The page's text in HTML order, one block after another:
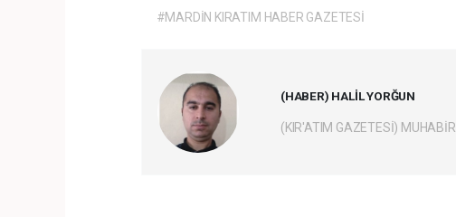
#MARDİN KIRATIM HABER GAZETESİ
(HABER) HALİL YORĞUN
(KIR'ATIM GAZETESİ) MUHABİR